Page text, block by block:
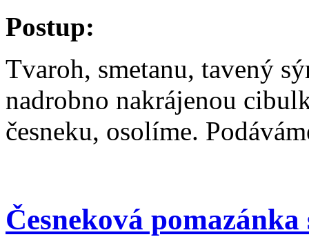
Postup:
Tvaroh, smetanu, tavený
nadrobno nakrájenou
česneku, osolíme.
Česneková